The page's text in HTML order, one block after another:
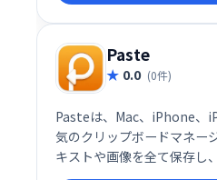
Paste
0.0 (0件)
Pasteは、Mac、iPhone、
気のクリップボードマネー
キストや画像を全て保存し